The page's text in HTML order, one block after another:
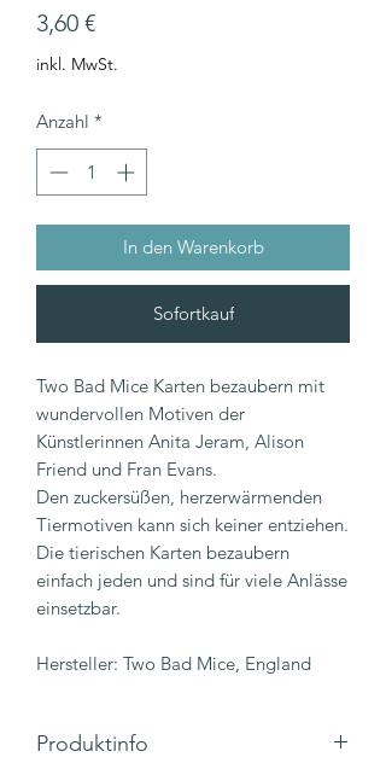
3,60 €Preis
inkl. MwSt.
Anzahl *
In den Warenkorb
Sofortkauf
Two Bad Mice Karten bezaubern mit
wundervollen Motiven der
Künstlerinnen Anita Jeram, Alison
Friend und Fran Evans.
Den zuckersüßen, herzerwärmenden
Tiermotiven kann sich keiner entziehen.
Die tierischen Karten bezaubern
einfach jeden und sind für viele Anlässe
einsetzbar.
Hersteller: Two Bad Mice, England
Produktinfo